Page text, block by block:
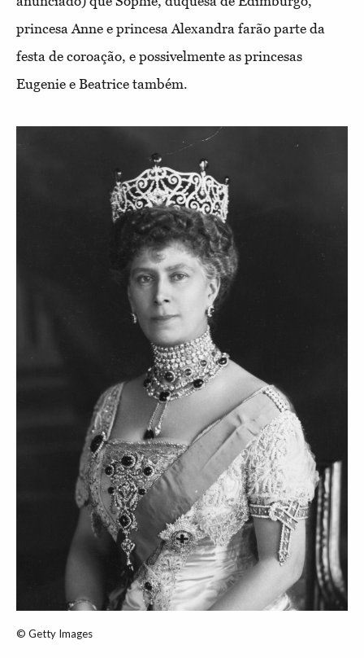
princesa Anne e princesa Alexandra farão parte da
festa de coroação, e possivelmente as princesas
Eugenie e Beatrice também.
© Getty Images